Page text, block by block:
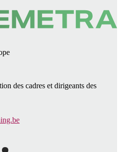
des cadres et dirigeants des